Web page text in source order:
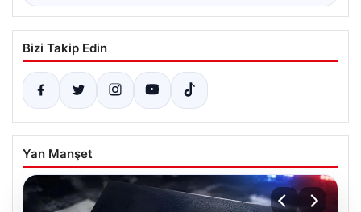
Bizi Takip Edin
Yan Manşet